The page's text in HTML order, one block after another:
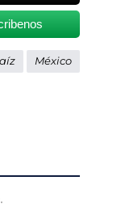
México
•